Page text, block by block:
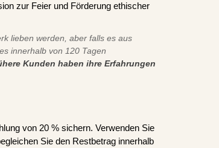
zur Feier und Förderung ethischer
lieben werden, aber falls es aus
innerhalb von 120 Tagen
Kunden haben ihre Erfahrungen
von 20 % sichern. Verwenden Sie
Sie den Restbetrag innerhalb